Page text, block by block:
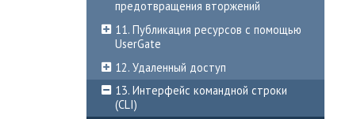
предотвращения вторжений
11. Публикация ресурсов с помощью
UserGate
12. Удаленный доступ
13. Интерфейс командной строки
(CLI)